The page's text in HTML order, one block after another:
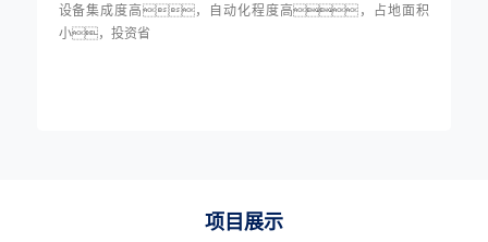
设备集成度高，自动化程度高，占地面积
小，投资省
项目展示